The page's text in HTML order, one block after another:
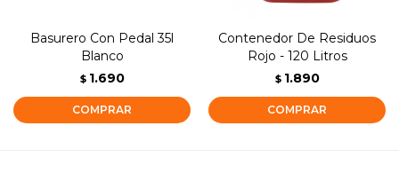
Basurero Con Pedal 35l
Blanco
$ 1.690
Contenedor De Residuos
Rojo - 120 Litros
$ 1.890